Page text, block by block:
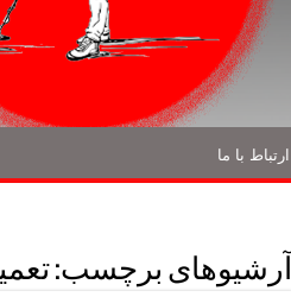
ارتباط با ما
آرشیوهای برچسب: